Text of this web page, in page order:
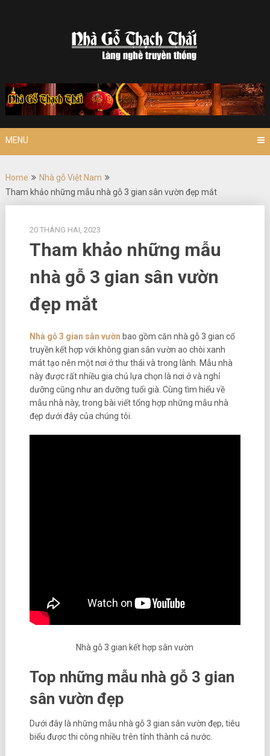
MENU
Home
Nhà gỗ Việt Nam
Tham khảo những mẫu nhà gỗ 3 gian sân vườn đẹp mắt
20 THÁNG HAI, 2023
Tham khảo những mẫu
nhà gỗ 3 gian sân vườn
đẹp mắt
Nhà gỗ 3 gian sân vườn bao gồm căn nhà gỗ 3 gian cổ
truyền kết hợp với không gian sân vườn ao chòi xanh
mát tạo nên một nơi ở thư thái và trong lành. Mẫu nhà
này được rất nhiều gia chủ lựa chọn là nơi ở và nghỉ
dưỡng cũng như an dưỡng tuổi già. Cùng tìm hiểu về
mẫu nhà này, trong bài viết tổng hợp những mẫu nhà
đẹp dưới đây của chúng tôi.
Nhà gỗ 3 gian kết hợp sân vườn
Top những mẫu nhà gỗ 3 gian
sân vườn đẹp
Dưới đây là những mẫu nhà gỗ 3 gian sân vườn đẹp, tiêu
biểu được thi công nhiều trên tỉnh thành cả nước.